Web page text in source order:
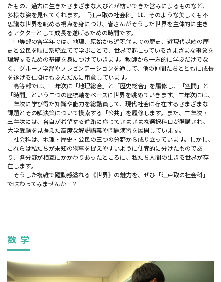
たもの、過去に生きたさまざまな人びとが紡いできた営みによるものなど、
多様な姿を見せてくれます。「江戸取の社会科」は、そのような美しくも不
思議な世界を眺める視点を身につけ、皆さんがそうした世界を主体的に生き
るアクターとして成長を遂げるための時間です。
中等部の各学年では、地理、原始から近現代までの歴史、近現代以降の歴
史と公民を順に系統立てて学ぶことで、世界で起こっているさまざまな事象を
理解するための基礎を身につけていきます。教師から一方的に学ぶだけでな
く、グループ学習やプレゼンテーションを通して、他の仲間たちとともに成長
を遂げる仕掛けもふんだんに用意しています。
高等部では、一年次に「地理総合」と「歴史総合」を履修し、「空間」と
「時間」という二つの座標軸をベースに世界を眺めていきます。二年次には、
一年次に学び得た知識や能力を総動員して、現代社会に存在するさまざまな
課題とその解決策について模索する「公共」を履修します。また、二年次・
三年次には、各自が希望する進路に応じてさまざまな選択科目が開講され、
大学受験を見据えた高度な解説講義や問題演習を展開しています。
社会科は、地理・歴史・公民の三つの分野から成り立っています。しかし、
これらは私たちが未知の物事を捉えやすいように便宜的に分けたものであ
り、各分野が相互にかかわりあったところに、私たち人間の生きる世界が存
在します。
そうした複雑で躍動感溢れる《世界》の魅力を、ぜひ「江戸取の社会科」
で味わってみませんか…？
数 学